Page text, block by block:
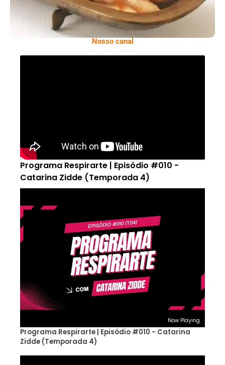
Nosso canal
Programa Respirarte | Episódio #010 -
Catarina Zidde (Temporada 4)
Now Playing
Programa Respirarte | Episódio #010 - Catarina
Zidde (Temporada 4)